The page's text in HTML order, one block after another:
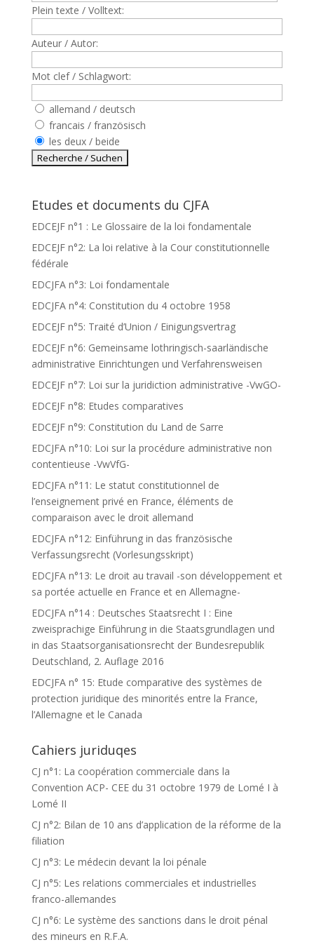
Plein texte / Volltext:
Auteur / Autor:
Mot clef / Schlagwort:
allemand / deutsch
francais / französisch
les deux / beide
Etudes et documents du CJFA
EDCEJF n°1 : Le Glossaire de la loi fondamentale
EDCEJF n°2: La loi relative à la Cour constitutionnelle
fédérale
EDCJFA n°3: Loi fondamentale
EDCJFA n°4: Constitution du 4 octobre 1958
EDCEJF n°5: Traité d’Union / Einigungsvertrag
EDCEJF n°6: Gemeinsame lothringisch-saarländische
administrative Einrichtungen und Verfahrensweisen
EDCEJF n°7: Loi sur la juridiction administrative -VwGO-
EDCEJF n°8: Etudes comparatives
EDCEJF n°9: Constitution du Land de Sarre
EDCJFA n°10: Loi sur la procédure administrative non
contentieuse -VwVfG-
EDCJFA n°11: Le statut constitutionnel de
l’enseignement privé en France, éléments de
comparaison avec le droit allemand
EDCJFA n°12: Einführung in das französische
Verfassungsrecht (Vorlesungsskript)
EDCJFA n°13: Le droit au travail -son développement et
sa portée actuelle en France et en Allemagne-
EDCJFA n°14 : Deutsches Staatsrecht I : Eine
zweisprachige Einführung in die Staatsgrundlagen und
in das Staatsorganisationsrecht der Bundesrepublik
Deutschland, 2. Auflage 2016
EDCJFA n° 15: Etude comparative des systèmes de
protection juridique des minorités entre la France,
l’Allemagne et le Canada
Cahiers juriduqes
CJ n°1: La coopération commerciale dans la
Convention ACP- CEE du 31 octobre 1979 de Lomé I à
Lomé II
CJ n°2: Bilan de 10 ans d’application de la réforme de la
filiation
CJ n°3: Le médecin devant la loi pénale
CJ n°5: Les relations commerciales et industrielles
franco-allemandes
CJ n°6: Le système des sanctions dans le droit pénal
des mineurs en R.F.A.